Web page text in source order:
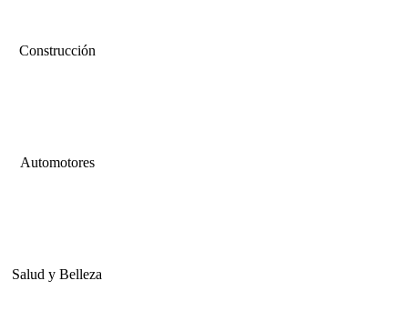
Construcción
Automotores
Salud y Belleza